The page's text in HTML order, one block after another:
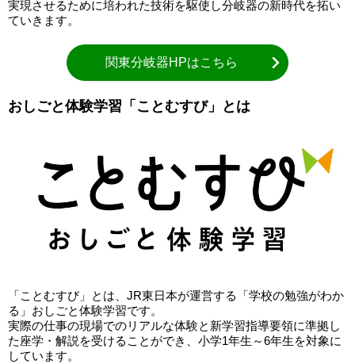
実現させるために培われた技術を駆使し分岐器の新時代を拓い
ていきます。
関東分岐器HPはこちら
おしごと体験学習「ことむすび」とは
「ことむすび」とは、JR東日本が運営する「学校の勉強がわか
る」おしごと体験学習です。
実際の仕事の現場でのリアルな体験と新学習指導要領に準拠し
た座学・解説を受けることができ、小学1年生～6年生を対象に
しています。